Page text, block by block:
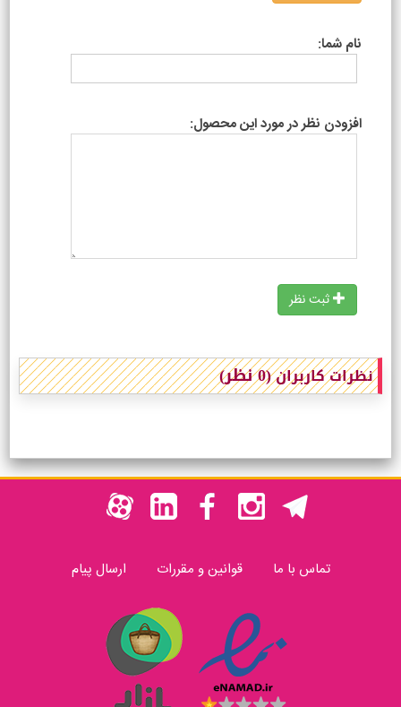
نام شما:
افزودن نظر در مورد این محصول:
ثبت نظر
نظرات کاربران(0 نظر)
تماس با ما قوانین و مقررات ارسال پیام